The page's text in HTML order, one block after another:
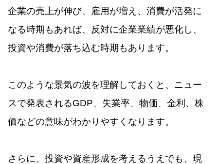
企業の売上が伸び、雇用が増え、消費が活発に
なる時期もあれば、反対に企業業績が悪化し、
投資や消費が落ち込む時期もあります。
このような景気の波を理解しておくと、ニュー
スで発表されるGDP、失業率、物価、金利、株
価などの意味がわかりやすくなります。
さらに、投資や資産形成を考えるうえでも、現